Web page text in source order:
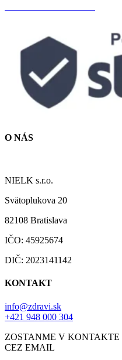
O NÁS
NIELK s.r.o.
Svätoplukova 20
82108 Bratislava
IČO: 45925674
DIČ: 2023141142
KONTAKT
info@zdravi.sk
+421 948 000 304
ZOSTANME V KONTAKTE
CEZ EMAIL